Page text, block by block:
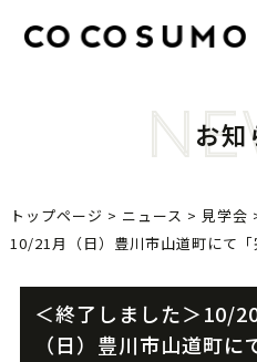
お知
トップページ > ニュース > 見学会
10/21月（日）豊川市山道町にて「
＜終了しました＞10/
（日）豊川市山道町に